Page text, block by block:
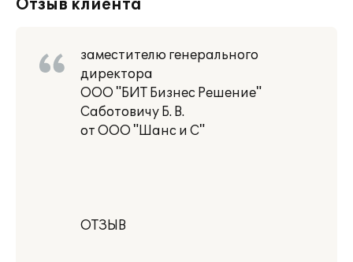
Отзыв клиента
заместителю генерального
директора
ООО "БИТ Бизнес Решение"
Саботовичу Б. В.
от ООО "Шанс и С"
ОТЗЫВ